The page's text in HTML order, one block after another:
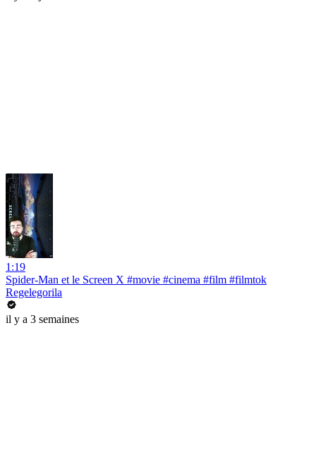
1:19
Spider-Man et le Screen X #movie #cinema #film #filmtok
Regelegorila
il y a 3 semaines